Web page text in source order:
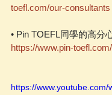
toefl.com/our-consultants
• Pin TOEFL同學的高分
https://www.pin-
https://www.youtube.com/